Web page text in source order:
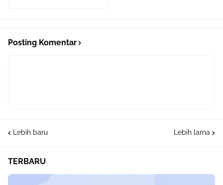
Posting Komentar
Lebih baru Lebih lama
TERBARU